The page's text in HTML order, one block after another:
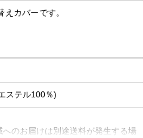
カバーです。
ステル100％)
のお届けは別途送料が発生する場